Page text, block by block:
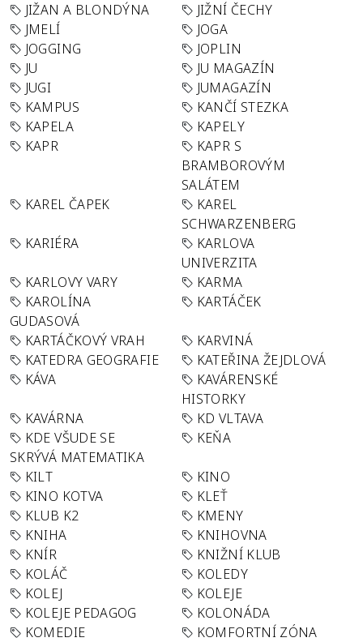
JIŽAN A BLONDÝNA
JIŽNÍ ČECHY
JMELÍ
JOGA
JOGGING
JOPLIN
JU
JU MAGAZÍN
JUGI
JUMAGAZÍN
KAMPUS
KANČÍ STEZKA
KAPELA
KAPELY
KAPR
KAPR S
BRAMBOROVÝM
SALÁTEM
KAREL ČAPEK
KAREL
SCHWARZENBERG
KARIÉRA
KARLOVA
UNIVERZITA
KARLOVY VARY
KARMA
KAROLÍNA
GUDASOVÁ
KARTÁČEK
KARTÁČKOVÝ VRAH
KARVINÁ
KATEDRA GEOGRAFIE
KATEŘINA ŽEJDLOVÁ
KÁVA
KAVÁRENSKÉ
HISTORKY
KAVÁRNA
KD VLTAVA
KDE VŠUDE SE
SKRÝVÁ MATEMATIKA
KEŇA
KILT
KINO
KINO KOTVA
KLEŤ
KLUB K2
KMENY
KNIHA
KNIHOVNA
KNÍR
KNIŽNÍ KLUB
KOLÁČ
KOLEDY
KOLEJ
KOLEJE
KOLEJE PEDAGOG
KOLONÁDA
KOMEDIE
KOMFORTNÍ ZÓNA